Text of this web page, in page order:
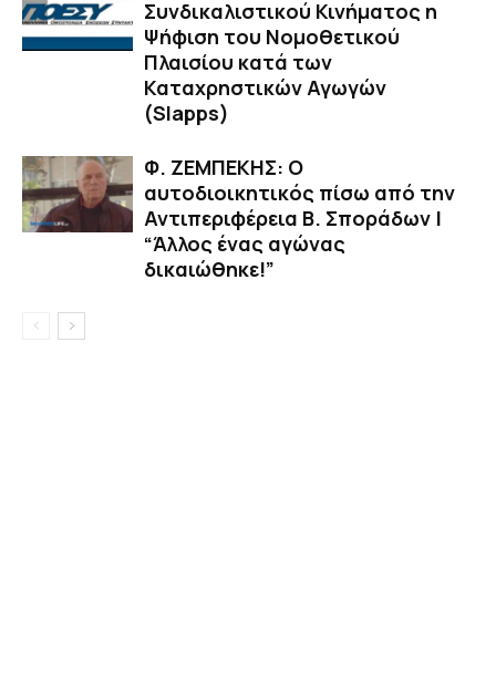
Συνδικαλιστικού Κινήματος η
Ψήφιση του Νομοθετικού
Πλαισίου κατά των
Καταχρηστικών Αγωγών
(Slapps)
Φ. ΖΕΜΠΕΚΗΣ: Ο
αυτοδιοικητικός πίσω από την
Αντιπεριφέρεια Β. Σποράδων |
“Άλλος ένας αγώνας
δικαιώθηκε!”